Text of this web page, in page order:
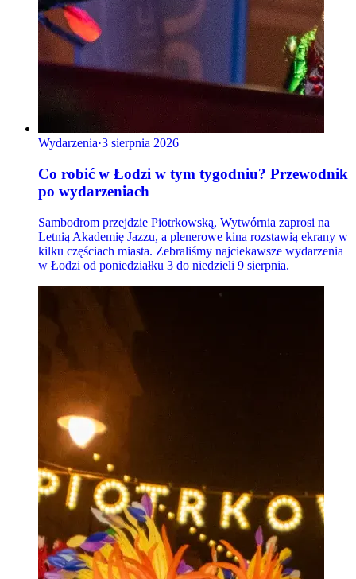
Wydarzenia·3 sierpnia 2026
Co robić w Łodzi w tym tygodniu? Przewodnik
po wydarzeniach
Sambodrom przejdzie Piotrkowską, Wytwórnia zaprosi na
Letnią Akademię Jazzu, a plenerowe kina rozstawią ekrany w
kilku częściach miasta. Zebraliśmy najciekawsze wydarzenia
w Łodzi od poniedziałku 3 do niedzieli 9 sierpnia.